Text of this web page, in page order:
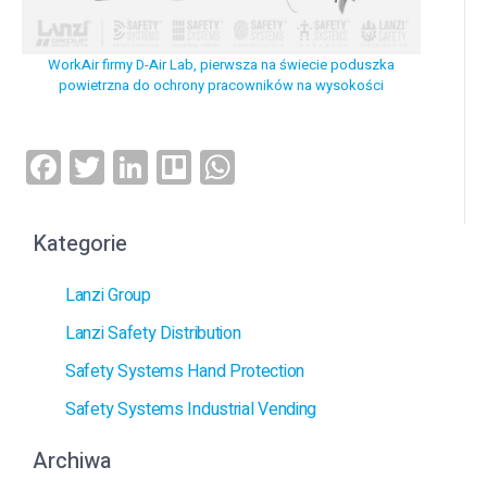
WorkAir firmy D-Air Lab, pierwsza na świecie poduszka
powietrzna do ochrony pracowników na wysokości
Facebook
Twitter
LinkedIn
Trello
Kategorie
Lanzi Group
Lanzi Safety Distribution
Safety Systems Hand Protection
Safety Systems Industrial Vending
Archiwa